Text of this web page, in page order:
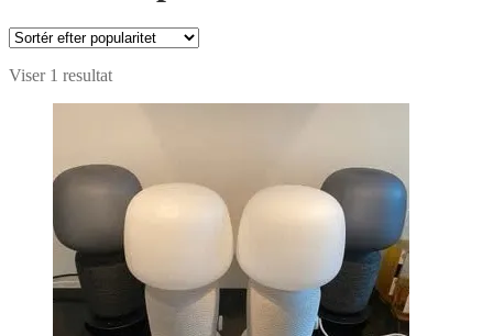
Viser 1 resultat